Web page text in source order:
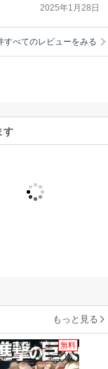
2025年1月28日
すべてのレビューをみる
す
もっと見る
無料